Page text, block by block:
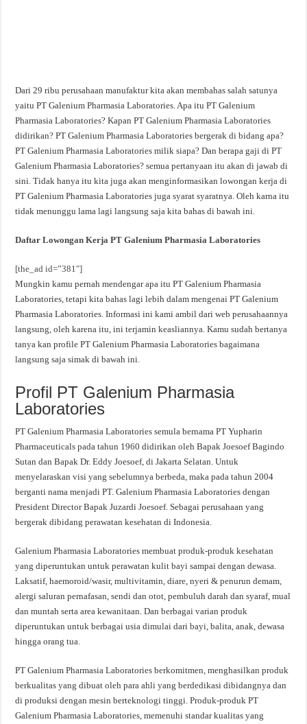
Dari 29 ribu perusahaan manufaktur kita akan membahas salah satunya
yaitu PT Galenium Pharmasia Laboratories. Apa itu PT Galenium
Pharmasia Laboratories? Kapan PT Galenium Pharmasia Laboratories
didirikan? PT Galenium Pharmasia Laboratories bergerak di bidang apa?
PT Galenium Pharmasia Laboratories milik siapa? Dan berapa gaji di PT
Galenium Pharmasia Laboratories? semua pertanyaan itu akan di jawab di
sini. Tidak hanya itu kita juga akan menginformasikan lowongan kerja di
PT Galenium Pharmasia Laboratories juga syarat syaratnya. Oleh karna itu
tidak menunggu lama lagi langsung saja kita bahas di bawah ini.
Daftar Lowongan Kerja PT Galenium Pharmasia Laboratories
[the_ad id=”381″]
Mungkin kamu pernah mendengar apa itu PT Galenium Pharmasia
Laboratories, tetapi kita bahas lagi lebih dalam mengenai PT Galenium
Pharmasia Laboratories. Informasi ini kami ambil dari web perusahaannya
langsung, oleh karena itu, ini terjamin keasliannya. Kamu sudah bertanya
tanya kan profile PT Galenium Pharmasia Laboratories bagaimana
langsung saja simak di bawah ini.
Profil PT Galenium Pharmasia
Laboratories
PT Galenium Pharmasia Laboratories semula bernama PT Yupharin
Pharmaceuticals pada tahun 1960 didirikan oleh Bapak Joesoef Bagindo
Sutan dan Bapak Dr. Eddy Joesoef, di Jakarta Selatan. Untuk
menyelaraskan visi yang sebelumnya berbeda, maka pada tahun 2004
berganti nama menjadi PT. Galenium Pharmasia Laboratories dengan
President Director Bapak Juzardi Joesoef. Sebagai perusahaan yang
bergerak dibidang perawatan kesehatan di Indonesia.
Galenium Pharmasia Laboratories membuat produk-produk kesehatan
yang diperuntukan untuk perawatan kulit bayi sampai dengan dewasa.
Laksatif, haemoroid/wasir, multivitamin, diare, nyeri & penurun demam,
alergi saluran pernafasan, sendi dan otot, pembuluh darah dan syaraf, mual
dan muntah serta area kewanitaan. Dan berbagai varian produk
diperuntukan untuk berbagai usia dimulai dari bayi, balita, anak, dewasa
hingga orang tua.
PT Galenium Pharmasia Laboratories berkomitmen, menghasilkan produk
berkualitas yang dibuat oleh para ahli yang berdedikasi dibidangnya dan
di produksi dengan mesin berteknologi tinggi. Produk-produk PT
Galenium Pharmasia Laboratories, memenuhi standar kualitas yang